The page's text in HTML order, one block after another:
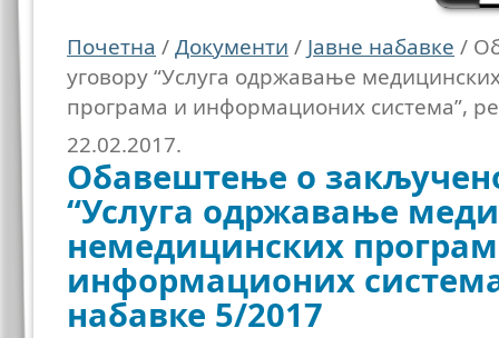
Почетна /Документи / Јавне набавке /
уговору “Услуга одржавање
програма и информационих система”,
22.02.2017.
Oбавештење о
“Услуга одржавање
немедицинских
информационих
набавке 5/2017